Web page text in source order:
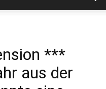
***
aus der